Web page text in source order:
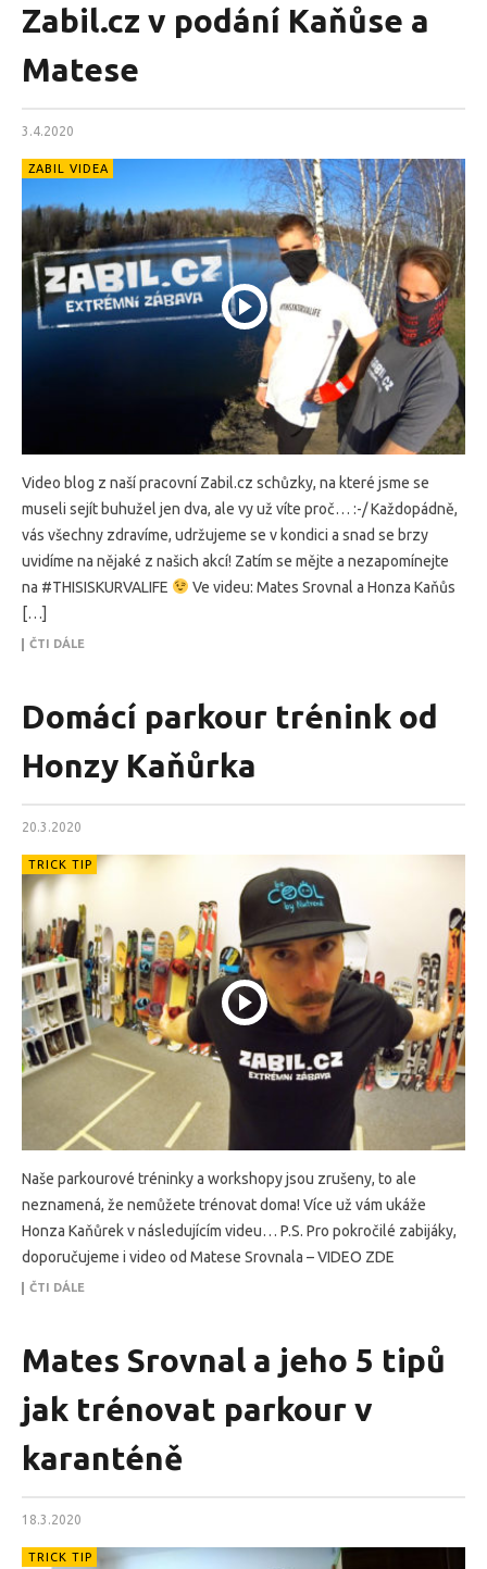
Zabil.cz v podání Kaňůse a
Matese
3.4.2020
ZABIL VIDEA
Video blog z naší pracovní Zabil.cz schůzky, na které jsme se
museli sejít buhužel jen dva, ale vy už víte proč… :-/ Každopádně,
vás všechny zdravíme, udržujeme se v kondici a snad se brzy
uvidíme na nějaké z našich akcí! Zatím se mějte a nezapomínejte
na #THISISKURVALIFE
Ve videu: Mates Srovnal a Honza Kaňůs
[…]
ČTI DÁLE
Domácí parkour trénink od
Honzy Kaňůrka
20.3.2020
TRICK TIP
Naše parkourové tréninky a workshopy jsou zrušeny, to ale
neznamená, že nemůžete trénovat doma! Více už vám ukáže
Honza Kaňůrek v následujícím videu… P.S. Pro pokročilé zabijáky,
doporučujeme i video od Matese Srovnala – VIDEO ZDE
ČTI DÁLE
Mates Srovnal a jeho 5 tipů
jak trénovat parkour v
karanténě
18.3.2020
TRICK TIP